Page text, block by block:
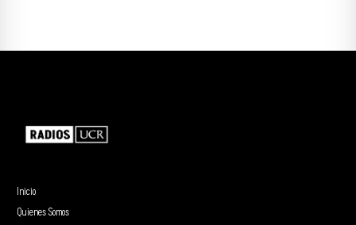
Inicio
Quienes Somos